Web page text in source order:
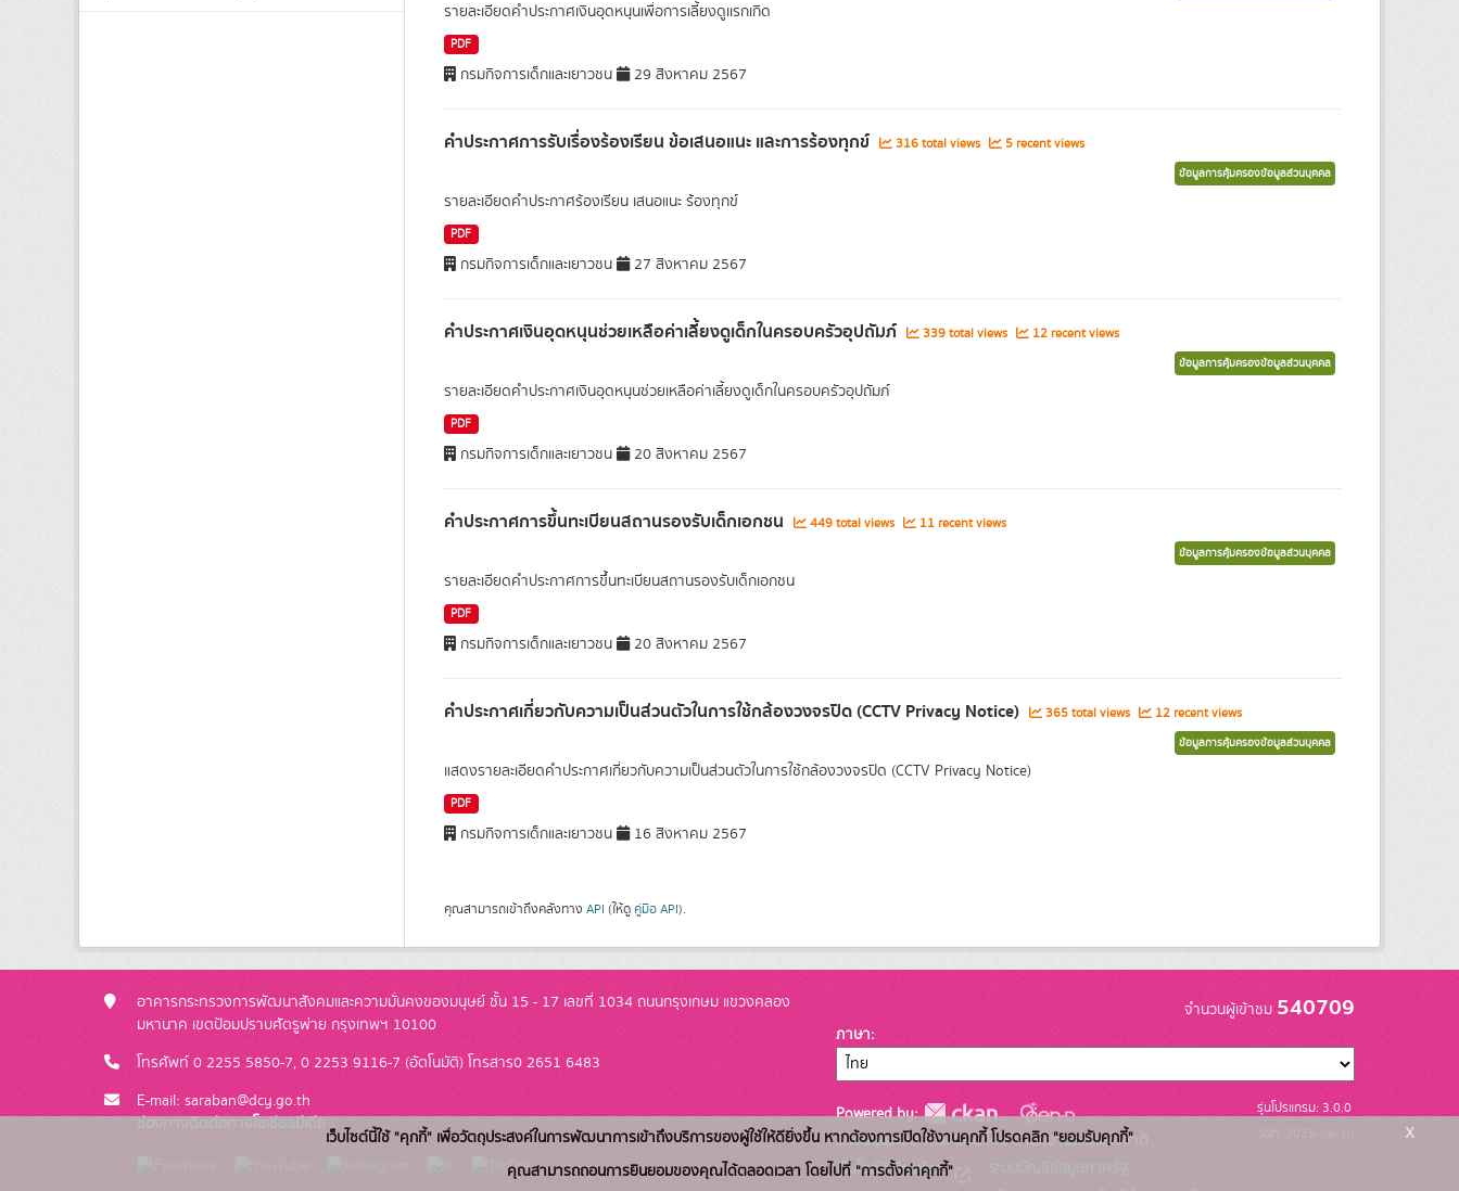
รายละเอียดคำประกาศเงินอุดหนุนเพื่อการเลี้ยงดูเเรกเกิด
PDF
กรมกิจการเด็กและเยาวชน 29 สิงหาคม 2567
คำประกาศการรับเรื่องร้องเรียน ข้อเสนอแนะ และการร้องทุกข 316 total views 5 recent views
ข้อมูลการคุ้มครองข้อมูลส่วนบุคคล
รายละเอียดคำประกาศร้องเรียน เสนอแนะ ร้องทุกข์
PDF
กรมกิจการเด็กและเยาวชน 27 สิงหาคม 2567
คำประกาศเงินอุดหนุนช่วยเหลือค่าเลี้ยงดูเด็กในครอบครัวอุปถัมภ์ 339 total views 12 recent views
ข้อมูลการคุ้มครองข้อมูลส่วนบุคคล
รายละเอียดคำประกาศเงินอุดหนุนช่วยเหลือค่าเลี้ยงดูเด็กในครอบครัวอุปถัมภ์
PDF
กรมกิจการเด็กและเยาวชน 20 สิงหาคม 2567
คำประกาศการขึ้นทะเบียนสถานรองรับเด็กเอกชน 449 total views 11 recent views
ข้อมูลการคุ้มครองข้อมูลส่วนบุคคล
รายละเอียดคำประกาศการขึ้นทะเบียนสถานรองรับเด็กเอกชน
PDF
กรมกิจการเด็กและเยาวชน 20 สิงหาคม 2567
คำประกาศเกี่ยวกับความเป็นส่วนตัวในการใช้กล้องวงจรปิด (CCTV Privacy Notice) 365 total views 12 recent views
ข้อมูลการคุ้มครองข้อมูลส่วนบุคคล
แสดงรายละเอียดคำประกาศเกี่ยวกับความเป็นส่วนตัวในการใช้กล้องวงจรปิด (CCTV Privacy Notice)
PDF
กรมกิจการเด็กและเยาวชน 16 สิงหาคม 2567
คุณสามารถเข้าถึงคลังทาง API (ให้ดู คู่มือ API).
อาคารกระทรวงการพัฒนาสังคมและความมั่นคงของมนุษย์ ชั้น 15 - 17 เลขที่ 1034 ถนนกรุงเกษม แขวงคลอง
มหานาค เขตป้อมปราบศัตรูพ่าย กรุงเทพฯ 10100
โทรศัพท์ 0 2255 5850-7, 0 2253 9116-7 (อัตโนมัติ) โทรสาร0 2651 6483
E-mail: saraban@dcy.go.th
จำนวนผู้เข้าชม 540709
ภาษา
Powered by:
สนับสนุนระบบ Thai-GDC โดย สำนักงานสถิติแห่งชาติ
เว็บไซต์ที่เกี่ยวข้อง:
รุ่นโปรแกรม: 3.0.0
เว็บไซต์นี้ใช้ "คุกกี้" เพื่อวัตถุประสงค์ในการพัฒนาการเข้าถึงบริการของผู้ใช้ให้ดียิ่งขึ้น หากต้องการเปิดใช้งานคุกกี้ โปรดคลิก "ยอมรับคุกกี้"
คุณสามารถถอนการยินยอมของคุณได้ตลอดเวลา โดยไปที่ "การตั้งค่าคุกกี้"
x